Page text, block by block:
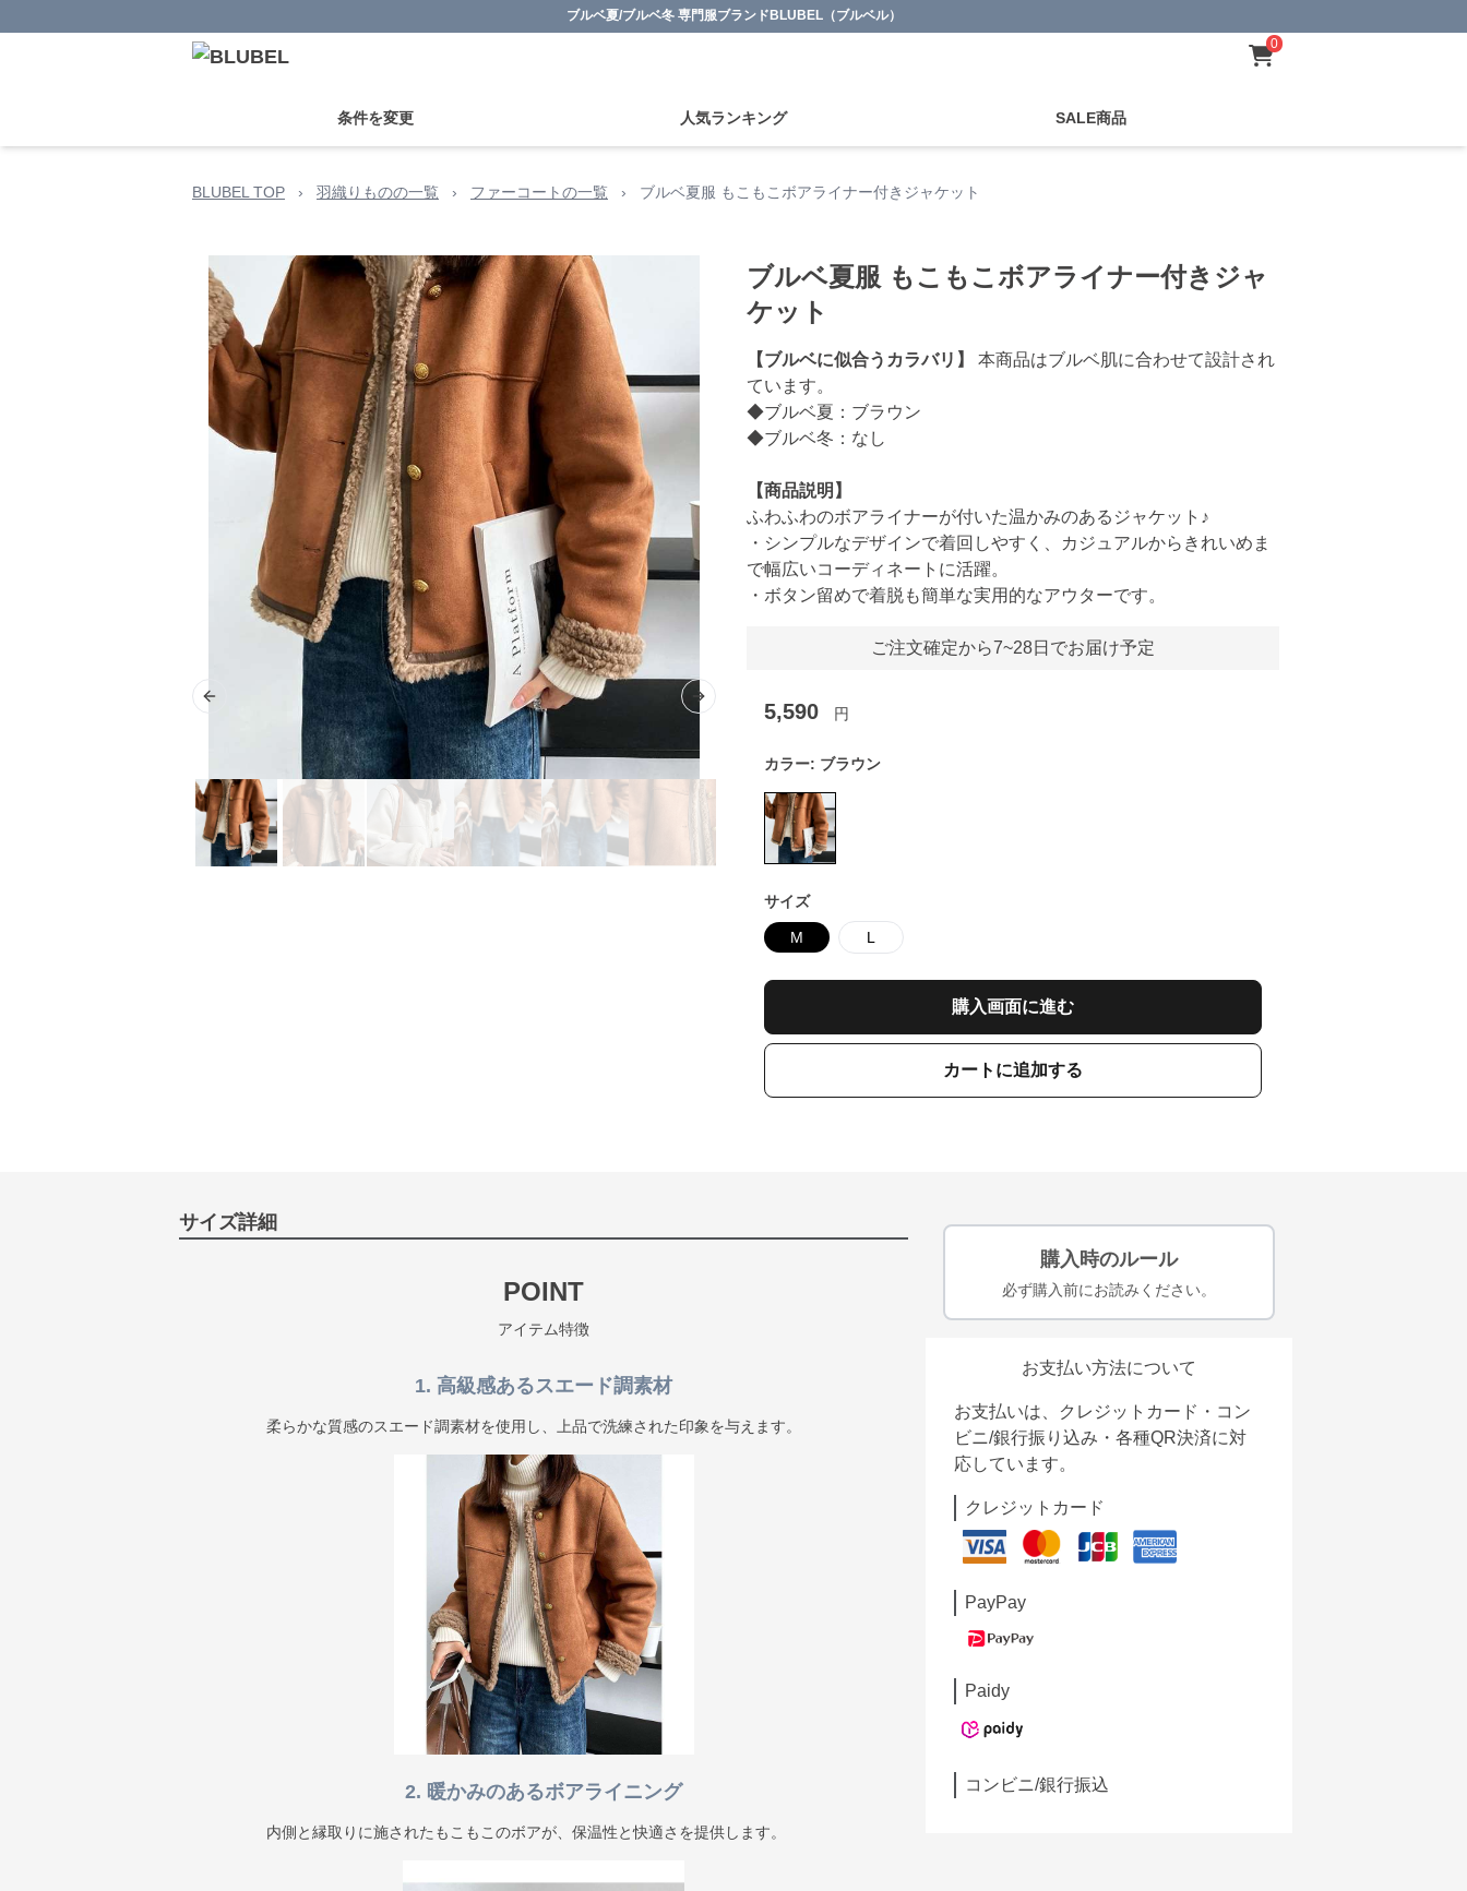
ブルベ夏/ブルベ冬 専門服ブランドBLUBEL（ブルベル）
0
条件を変更 人気ランキング SALE商品
BLUBEL TOP › 羽織りものの一覧 › ファーコートの一覧 › ブルベ夏服 もこもこボアライナー付きジャケット
Previous slide Next slide
ブルベ夏服 もこもこボアライナー付きジャ
ケット
【ブルベに似合うカラバリ】
本商品はブルベ肌に合わせて設計され
ています。
◆ブルベ夏：ブラウン
◆ブルベ冬：なし
【商品説明】
ふわふわのボアライナーが付いた温かみのあるジャケット♪
・シンプルなデザインで着回しやすく、カジュアルからきれいめま
で幅広いコーディネートに活躍。
・ボタン留めで着脱も簡単な実用的なアウターです。
ご注文確定から7~28日でお届け予定
5,590 円
カラー: ブラウン
サイズ
M L
購入画面に進む
カートに追加する
サイズ詳細
POINT
アイテム特徴
1. 高級感あるスエード調素材
柔らかな質感のスエード調素材を使用し、上品で洗練された印象を与えます。
2. 暖かみのあるボアライニング
内側と縁取りに施されたもこもこのボアが、保温性と快適さを提供します。
購入時のルール
必ず購入前にお読みください。
お支払い方法について
お支払いは、クレジットカード・コン
ビニ/銀行振り込み・各種QR決済に対
応しています。
クレジットカード
PayPay
Paidy
コンビニ/銀行振込